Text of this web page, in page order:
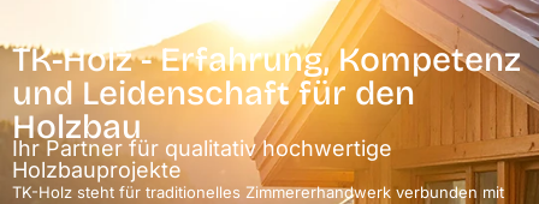
TK-Holz - Erfahrung, Kompetenz
und Leidenschaft für den
Holzbau
Ihr Partner für qualitativ hochwertige
Holzbauprojekte
TK-Holz steht für traditionelles Zimmererhandwerk verbunden mit